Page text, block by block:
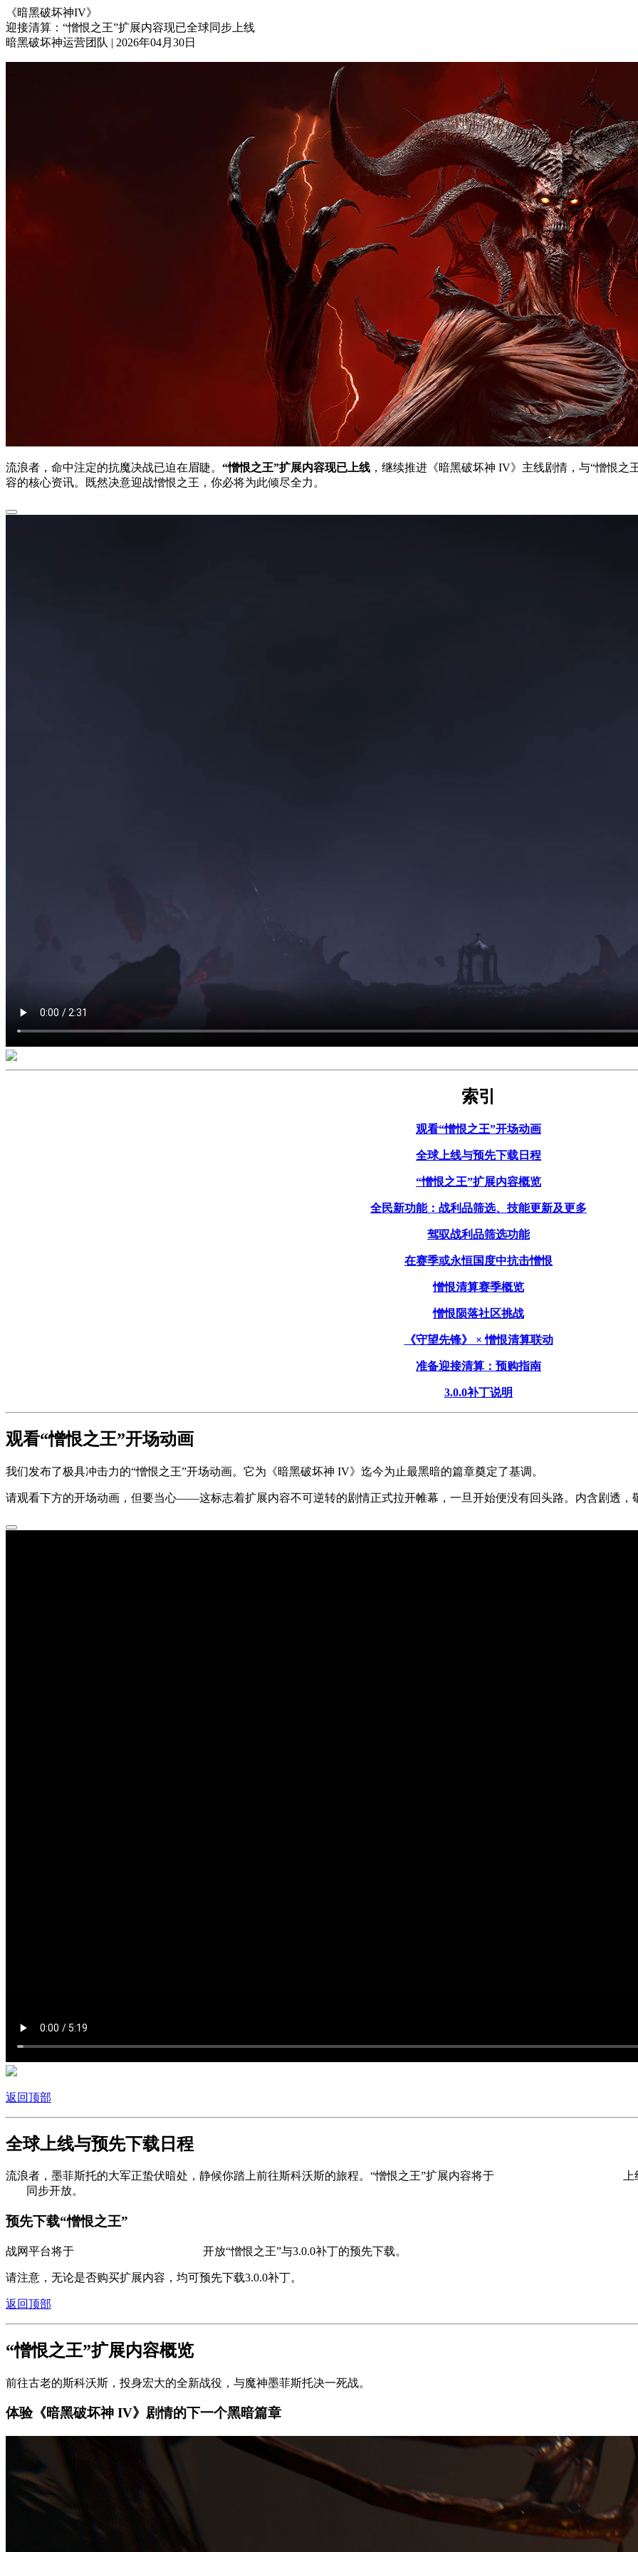
《暗黑破坏神IV》
迎接清算：“憎恨之王”扩展内容现已全球同步上线
暗黑破坏神运营团队 | 2026年04月30日
流浪者，命中注定的抗魔决战已迫在眉睫。 “憎恨之王”扩展内容现已上线 ，继续推进《暗黑破坏神 IV》主线剧情，与“憎恨
容的核心资讯。既然决意迎战憎恨之王，你必将为此倾尽全力。
索引
观看“憎恨之王”开场动画
全球上线与预先下载日程
“憎恨之王”扩展内容概览
全民新功能：战利品筛选、技能更新及更多
驾驭战利品筛选功能
在赛季或永恒国度中抗击憎恨
憎恨清算赛季概览
憎恨陨落社区挑战
《守望先锋》 × 憎恨清算联动
准备迎接清算：预购指南
3.0.0补丁说明
观看“憎恨之王”开场动画
我们发布了极具冲击力的“憎恨之王”开场动画。它为《暗黑破坏神 IV》迄今为止最黑暗的篇章奠定了基调。
请观看下方的开场动画，但要当心——这标志着扩展内容不可逆转的剧情正式拉开帷幕，一旦开始便没有回头路。内含剧透，
返回顶部
全球上线与预先下载日程
流浪者，墨菲斯托的大军正蛰伏暗处，静候你踏上前往斯科沃斯的旅程。“憎恨之王”扩展内容将于 上
同步开放。
预先下载“憎恨之王”
战网平台将于 开放“憎恨之王”与3.0.0补丁的预先下载。
请注意，无论是否购买扩展内容，均可预先下载3.0.0补丁。
返回顶部
“憎恨之王”扩展内容概览
前往古老的斯科沃斯，投身宏大的全新战役，与魔神墨菲斯托决一死战。
体验《暗黑破坏神 IV》剧情的下一个黑暗篇章